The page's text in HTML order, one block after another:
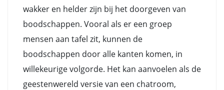
wakker en helder zijn bij het doorgeven van
boodschappen. Vooral als er een groep
mensen aan tafel zit, kunnen de
boodschappen door alle kanten komen, in
willekeurige volgorde. Het kan aanvoelen als de
geestenwereld versie van een chatroom,